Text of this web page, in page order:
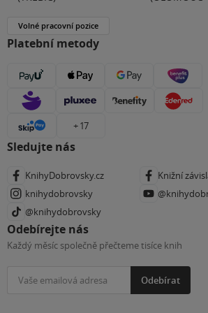
Volné pracovní pozice
Platební metody
+ 17
Sledujte nás
KnihyDobrovsky.cz
Knižní
knihydobrovsky
@knihydobrovsky
Odebírejte nás
Každý měsíc společně přečteme tisíce knih
Odebírat